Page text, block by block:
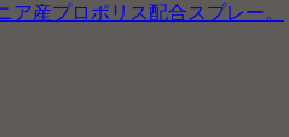
産プロポリス配合スプレー。